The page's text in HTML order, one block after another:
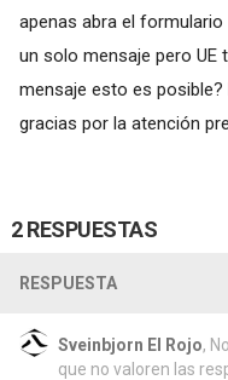
apenas abra el
un solo mensaje pero
mensaje esto es
gracias por la atención
2 RESPUESTAS
RESPUESTA
Sveinbjorn El Rojo,
que no valoren las